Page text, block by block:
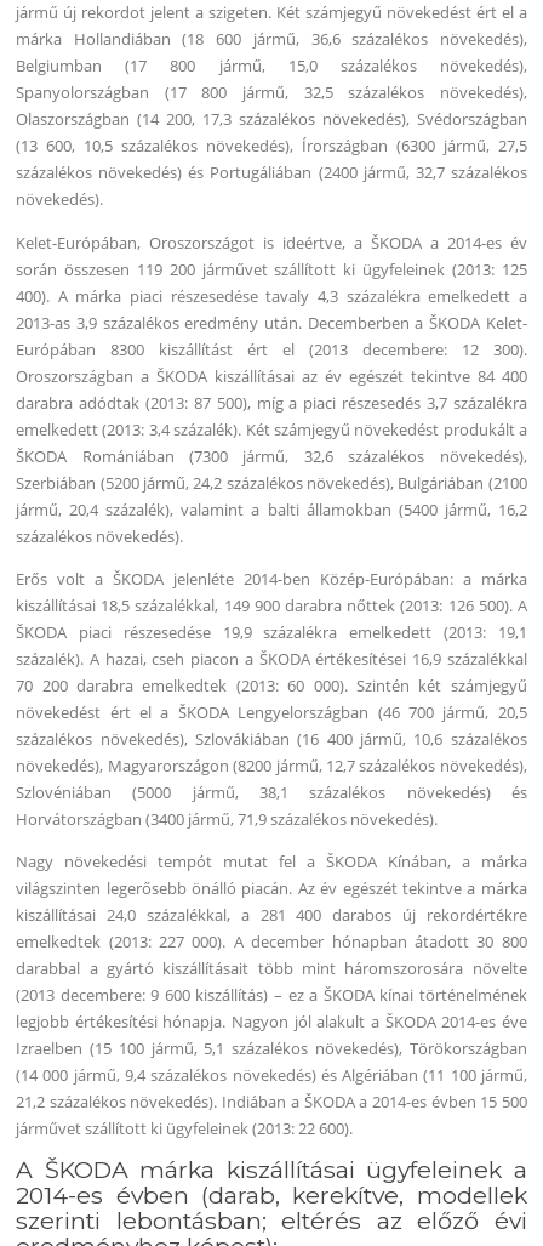
jármű új rekordot jelent a szigeten. Két számjegyű növekedést ért el a
márka Hollandiában (18 600 jármű, 36,6 százalékos növekedés),
Belgiumban (17 800 jármű, 15,0 százalékos növekedés),
Spanyolországban (17 800 jármű, 32,5 százalékos növekedés),
Olaszországban (14 200, 17,3 százalékos növekedés), Svédországban
(13 600, 10,5 százalékos növekedés), Írországban (6300 jármű, 27,5
százalékos növekedés) és Portugáliában (2400 jármű, 32,7 százalékos
növekedés).
Kelet-Európában, Oroszországot is ideértve, a ŠKODA a 2014-es év
során összesen 119 200 járművet szállított ki ügyfeleinek (2013: 125
400). A márka piaci részesedése tavaly 4,3 százalékra emelkedett a
2013-as 3,9 százalékos eredmény után. Decemberben a ŠKODA Kelet-
Európában 8300 kiszállítást ért el (2013 decembere: 12 300).
Oroszországban a ŠKODA kiszállításai az év egészét tekintve 84 400
darabra adódtak (2013: 87 500), míg a piaci részesedés 3,7 százalékra
emelkedett (2013: 3,4 százalék). Két számjegyű növekedést produkált a
ŠKODA Romániában (7300 jármű, 32,6 százalékos növekedés),
Szerbiában (5200 jármű, 24,2 százalékos növekedés), Bulgáriában (2100
jármű, 20,4 százalék), valamint a balti államokban (5400 jármű, 16,2
százalékos növekedés).
Erős volt a ŠKODA jelenléte 2014-ben Közép-Európában: a márka
kiszállításai 18,5 százalékkal, 149 900 darabra nőttek (2013: 126 500). A
ŠKODA piaci részesedése 19,9 százalékra emelkedett (2013: 19,1
százalék). A hazai, cseh piacon a ŠKODA értékesítései 16,9 százalékkal
70 200 darabra emelkedtek (2013: 60 000). Szintén két számjegyű
növekedést ért el a ŠKODA Lengyelországban (46 700 jármű, 20,5
százalékos növekedés), Szlovákiában (16 400 jármű, 10,6 százalékos
növekedés), Magyarországon (8200 jármű, 12,7 százalékos növekedés),
Szlovéniában (5000 jármű, 38,1 százalékos növekedés) és
Horvátországban (3400 jármű, 71,9 százalékos növekedés).
Nagy növekedési tempót mutat fel a ŠKODA Kínában, a márka
világszinten legerősebb önálló piacán. Az év egészét tekintve a márka
kiszállításai 24,0 százalékkal, a 281 400 darabos új rekordértékre
emelkedtek (2013: 227 000). A december hónapban átadott 30 800
darabbal a gyártó kiszállításait több mint háromszorosára növelte
(2013 decembere: 9 600 kiszállítás) – ez a ŠKODA kínai történelmének
legjobb értékesítési hónapja. Nagyon jól alakult a ŠKODA 2014-es éve
Izraelben (15 100 jármű, 5,1 százalékos növekedés), Törökországban
(14 000 jármű, 9,4 százalékos növekedés) és Algériában (11 100 jármű,
21,2 százalékos növekedés). Indiában a ŠKODA a 2014-es évben 15 500
járművet szállított ki ügyfeleinek (2013: 22 600).
A ŠKODA márka kiszállításai ügyfeleinek a
2014-es évben (darab, kerekítve, modellek
szerinti lebontásban; eltérés az előző évi